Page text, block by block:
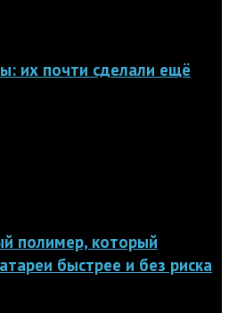
их почти сделали ещё
полимер, который
быстрее и без риска